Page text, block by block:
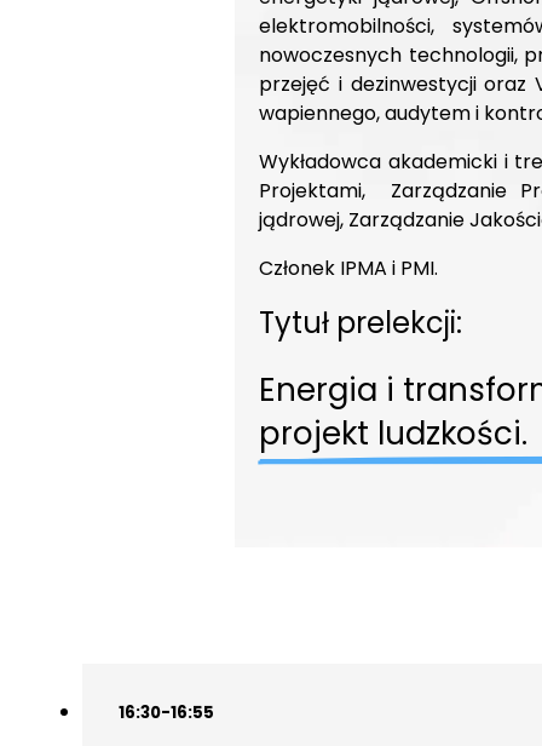
elektromobilności,
nowoczesnych technologii,
przejęć i dezinwestycji oraz
wapiennego, audytem i
Wykładowca akademicki i
Projektami, Zarządzanie
jądrowej, Zarządzanie
Członek IPMA i PMI.
Tytuł prelekcji:
Energia i
projekt ludzkości.
16:30-16:55